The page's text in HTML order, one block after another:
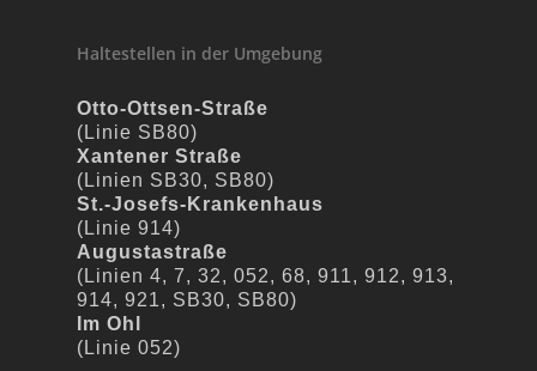
Haltestellen in der Umgebung
Otto-Ottsen-Straße
(Linie SB80)
Xantener Straße
(Linien SB30, SB80)
St.-Josefs-Krankenhaus
(Linie 914)
Augustastraße
(Linien 4, 7, 32, 052, 68, 911, 912, 913,
914, 921, SB30, SB80)
Im Ohl
(Linie 052)